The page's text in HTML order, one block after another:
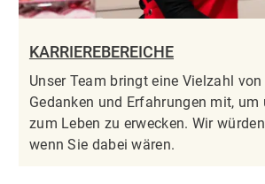
KARRIEREBEREICHE
Unser Team bringt eine Vielzahl
Gedanken und Erfahrungen mit, um
zum Leben zu erwecken. Wir
wenn Sie dabei wären.